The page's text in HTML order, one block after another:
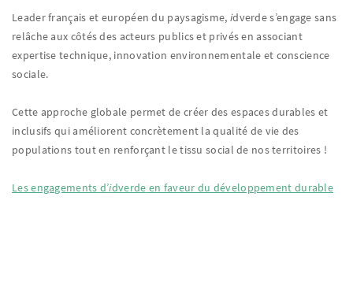
Leader français et européen du paysagisme, idverde s’engage sans
relâche aux côtés des acteurs publics et privés en associant
expertise technique, innovation environnementale et conscience
sociale.
Cette approche globale permet de créer des espaces durables et
inclusifs qui améliorent concrètement la qualité de vie des
populations tout en renforçant le tissu social de nos territoires !
Les engagements d’idverde en faveur du développement durable